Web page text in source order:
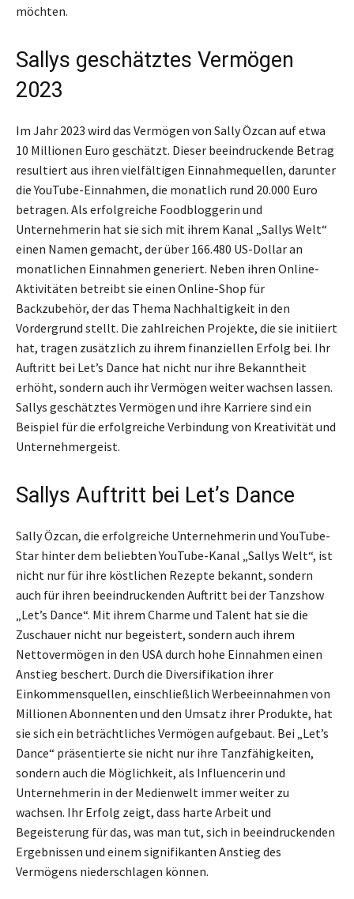
möchten.
Sallys geschätztes Vermögen
2023
Im Jahr 2023 wird das Vermögen von Sally Özcan auf etwa
10 Millionen Euro geschätzt. Dieser beeindruckende Betrag
resultiert aus ihren vielfältigen Einnahmequellen, darunter
die YouTube-Einnahmen, die monatlich rund 20.000 Euro
betragen. Als erfolgreiche Foodbloggerin und
Unternehmerin hat sie sich mit ihrem Kanal „Sallys Welt“
einen Namen gemacht, der über 166.480 US-Dollar an
monatlichen Einnahmen generiert. Neben ihren Online-
Aktivitäten betreibt sie einen Online-Shop für
Backzubehör, der das Thema Nachhaltigkeit in den
Vordergrund stellt. Die zahlreichen Projekte, die sie initiiert
hat, tragen zusätzlich zu ihrem finanziellen Erfolg bei. Ihr
Auftritt bei Let’s Dance hat nicht nur ihre Bekanntheit
erhöht, sondern auch ihr Vermögen weiter wachsen lassen.
Sallys geschätztes Vermögen und ihre Karriere sind ein
Beispiel für die erfolgreiche Verbindung von Kreativität und
Unternehmergeist.
Sallys Auftritt bei Let’s Dance
Sally Özcan, die erfolgreiche Unternehmerin und YouTube-
Star hinter dem beliebten YouTube-Kanal „Sallys Welt“, ist
nicht nur für ihre köstlichen Rezepte bekannt, sondern
auch für ihren beeindruckenden Auftritt bei der Tanzshow
„Let’s Dance“. Mit ihrem Charme und Talent hat sie die
Zuschauer nicht nur begeistert, sondern auch ihrem
Nettovermögen in den USA durch hohe Einnahmen einen
Anstieg beschert. Durch die Diversifikation ihrer
Einkommensquellen, einschließlich Werbeeinnahmen von
Millionen Abonnenten und den Umsatz ihrer Produkte, hat
sie sich ein beträchtliches Vermögen aufgebaut. Bei „Let’s
Dance“ präsentierte sie nicht nur ihre Tanzfähigkeiten,
sondern auch die Möglichkeit, als Influencerin und
Unternehmerin in der Medienwelt immer weiter zu
wachsen. Ihr Erfolg zeigt, dass harte Arbeit und
Begeisterung für das, was man tut, sich in beeindruckenden
Ergebnissen und einem signifikanten Anstieg des
Vermögens niederschlagen können.